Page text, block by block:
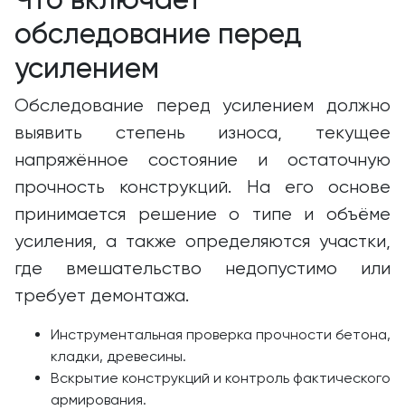
обследование перед
усилением
Обследование перед усилением должно
выявить степень износа, текущее
напряжённое состояние и остаточную
прочность конструкций. На его основе
принимается решение о типе и объёме
усиления, а также определяются участки,
где вмешательство недопустимо или
требует демонтажа.
Инструментальная проверка прочности бетона,
кладки, древесины.
Вскрытие конструкций и контроль фактического
армирования.